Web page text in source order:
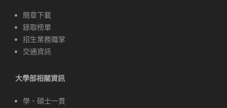
簡章下載
錄取榜單
招生業務職掌
交通資訊
大學部相關資訊
學、碩士一貫